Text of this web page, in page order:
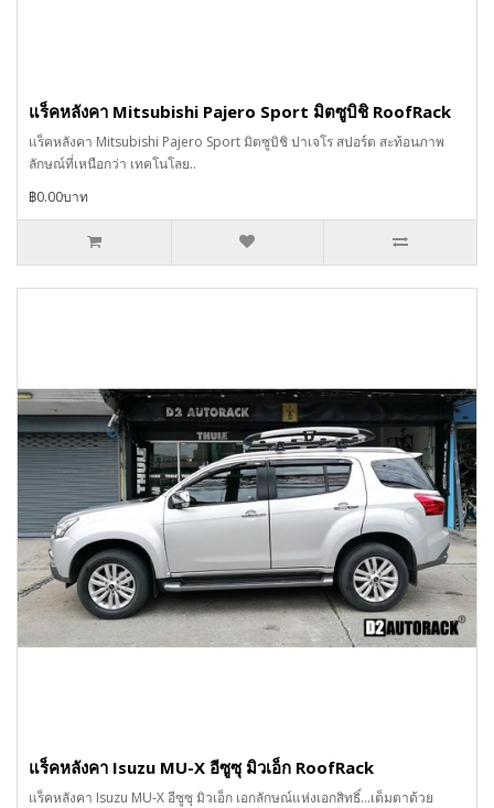
แร็คหลังคา Mitsubishi Pajero Sport มิตซูบิชิ RoofRack
แร็คหลังคา Mitsubishi Pajero Sport มิตซูบิชิ ปาเจโร สปอร์ต สะท้อนภาพ
ลักษณ์ที่เหนือกว่า เทคโนโลย..
฿0.00บาท
แร็คหลังคา Isuzu MU-X อีซูซุ มิวเอ็ก RoofRack
แร็คหลังคา Isuzu MU-X อีซูซุ มิวเอ็ก เอกลักษณ์แห่งเอกสิทธิ์…เต็มตาด้วย